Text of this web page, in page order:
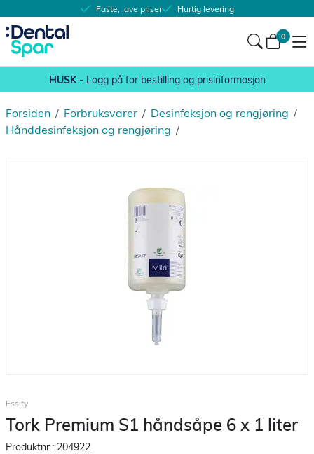
Faste, lave priser Hurtig levering
0
HUSK- Logg på for bestilling og prisinformasjon
/
Forsiden /
Forbruksvarer /
Desinfeksjon og rengjøring
/
Hånddesinfeksjon og rengjøring
Essity
Tork Premium S1 håndsåpe 6 x 1 liter
Produktnr.: 204922